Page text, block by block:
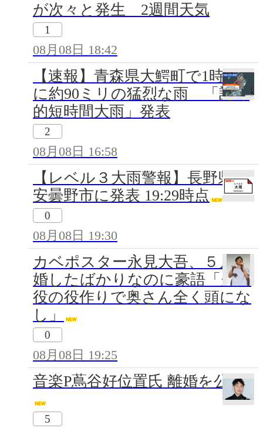
が次々と発生 2週間天気
1
08月08日 18:42
【速報】青森県大鰐町で1時間
に約90ミリの猛烈な雨 「記録
的短時間大雨」発表
2
08月08日 16:58
【レベル３大雨警報】長野県・
安曇野市に発表 19:29時点
0
08月08日 19:30
カベポスター永見大吾、５月結
婚したばかりなのに豪語「夫婦
役の役作りで奥さん全く頭にな
し」
0
08月08日 19:25
音楽P蔦谷好位置氏 離婚を公表
5